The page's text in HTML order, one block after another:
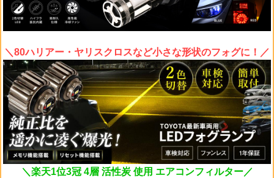
＼80ハリアー・ヤリスクロスなど小さな形状のフォグに！／
＼楽天1位3冠 4層 活性炭 使用 エアコンフィルター／